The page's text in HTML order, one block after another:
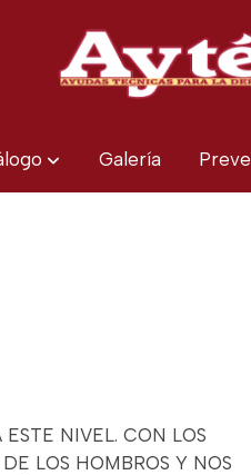
Galería
NIVEL. CON LOS
LOS HOMBROS Y NOS